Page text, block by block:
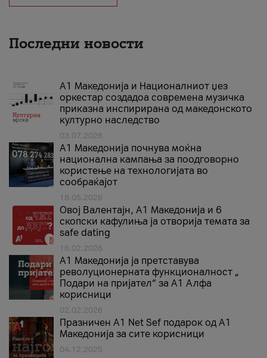
Последни новости
А1 Македонија и Националниот џез
оркестар создадоа современа музичка
приказна инспирирана од македонското
културно наследство
03.07.2026
A1 Македонија почнува моќна
национална кампања за поодговорно
користење на технологијата во
сообраќајот
18.05.2026
Овој Валентајн, A1 Македонија и 6
скопски кафулиња ја отворија темата за
safe dating
16.02.2026
А1 Македонија ја претставува
револуционерната функционалност „
Подари на пријател“ за А1 Алфа
корисници
02.02.2026
Празничен A1 Net Sеf подарок од А1
Македонија за сите корисници
04.12.2025